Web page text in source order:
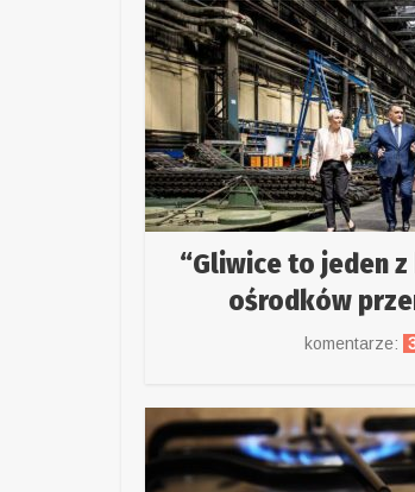
“Gliwice to jeden
ośrodków
komentarze: